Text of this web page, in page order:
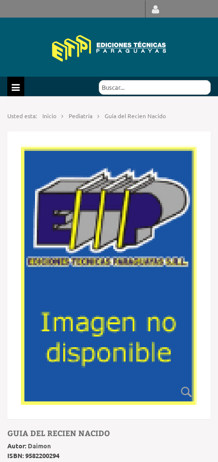
Usted esta: Inicio Pediatría Guia del Recien Nacido
GUIA DEL RECIEN NACIDO
Autor: Daimon
ISBN:9582200294